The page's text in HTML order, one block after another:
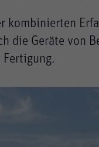
kombinierten
die Geräte von